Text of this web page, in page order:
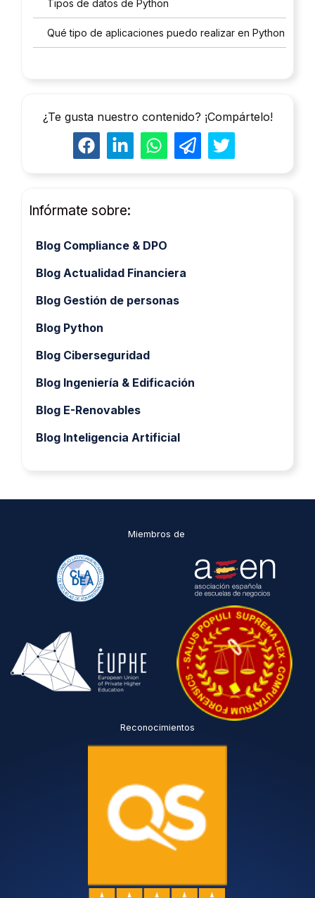
Tipos de datos de Python
Qué tipo de aplicaciones puedo realizar en Python
¿Te gusta nuestro contenido? ¡Compártelo!
Infórmate sobre:
Blog Compliance & DPO
Blog Actualidad Financiera
Blog Gestión de personas
Blog Python
Blog Ciberseguridad
Blog Ingeniería & Edificación
Blog E-Renovables
Blog Inteligencia Artificial
Miembros de
Reconocimientos